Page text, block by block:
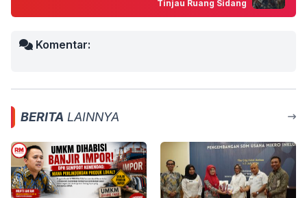
Tinjau Ruang Sidang
Komentar:
BERITA LAINNYA